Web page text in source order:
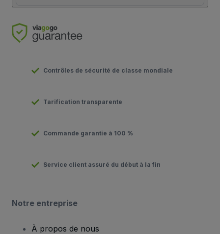
Contrôles de sécurité de classe mondiale
Tarification transparente
Commande garantie à 100 %
Service client assuré du début à la fin
Notre entreprise
À propos de nous